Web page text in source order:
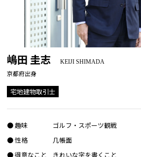
嶋田 圭志 KEIJI SHIMADA
京都府出身
宅地建物取引士
● 趣味
ゴルフ・スポーツ観戦
● 性格
几帳面
● 得意なこと
きれいな字を書くこと